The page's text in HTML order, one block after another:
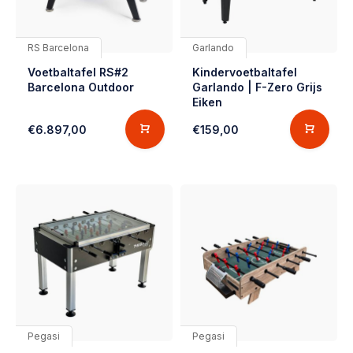
RS Barcelona
Voetbaltafel RS#2
Barcelona Outdoor
€6.897,00
Garlando
Kindervoetbaltafel
Garlando | F-Zero Grijs
Eiken
€159,00
Pegasi Pegasi